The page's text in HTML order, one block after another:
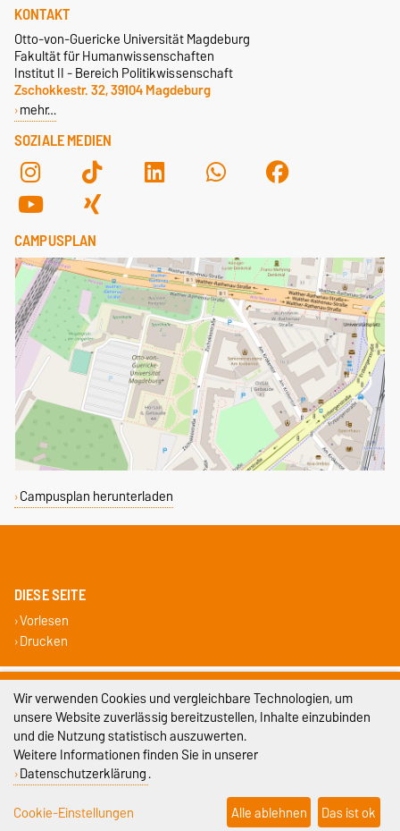
SOZIALE MEDIEN
KONTAKT
Otto-von-Guericke Universität Magdeburg
Fakultät für Humanwissenschaften
Institut II - Bereich Politikwissenschaft
Zschokkestr. 32, 39104 Magdeburg
mehr…
CAMPUSPLAN
Campusplan herunterladen
DIESE SEITE
Vorlesen
Drucken
Impressum
Datenschutz
Barrierefreiheit
Cookie-Einstellungen
Wir verwenden Cookies und vergleichbare Technologien, um
unsere Website zuverlässig bereitzustellen, Inhalte einzubinden
und die Nutzung statistisch auszuwerten.
Weitere Informationen finden Sie in unserer
Datenschutzerklärung.
Cookie-Einstellungen
Alle ablehnen Das ist ok